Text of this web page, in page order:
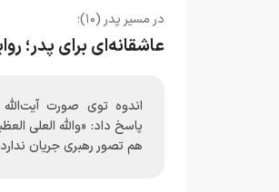
در مسیر پدر (۱۰)؛
عاشقانه‌ای برای پدر؛
اندوه توی صورت
پاسخ داد: «والله العلی
هم تصور رهبری جریان